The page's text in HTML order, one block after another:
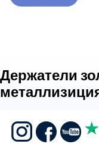
Держатели